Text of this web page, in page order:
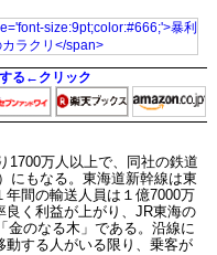
る←クリック
1700万人以上で、同社の鉄道
にもなる。東海道新幹線は東
間の輸送人員は１億7000万
良く利益が上がり、JR東海の
金のなる木」である。沿線に
する人がいる限り、乗客が